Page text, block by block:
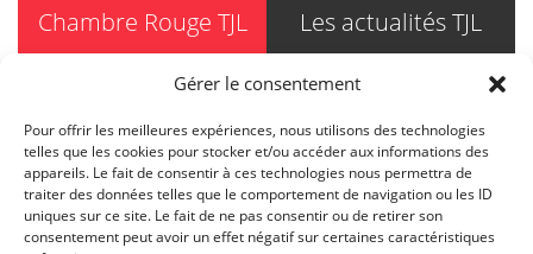
Gérer le consentement
Pour offrir les meilleures expériences, nous utilisons des technologies
telles que les cookies pour stocker et/ou accéder aux informations des
appareils. Le fait de consentir à ces technologies nous permettra de
traiter des données telles que le comportement de navigation ou les ID
uniques sur ce site. Le fait de ne pas consentir ou de retirer son
consentement peut avoir un effet négatif sur certaines caractéristiques
Chambre Rouge TJL Les actualités TJL
TRUDEL JOHNSTON & LESPÉRANCE
Avocats / Barristers & Solicitors
750, Côte de la Place d'Armes, Suite 90
Montréal (Quebec) H2Y 2X8
T514 871-8385